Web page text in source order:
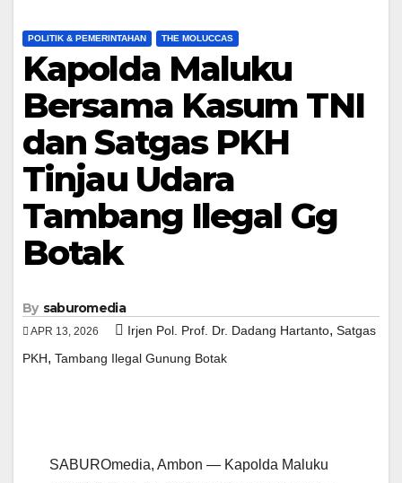
POLITIK & PEMERINTAHAN THE MOLUCCAS
Kapolda Maluku
Bersama Kasum TNI
dan Satgas PKH
Tinjau Udara
Tambang Ilegal Gg
Botak
By saburomedia
APR 13, 2026 Irjen Pol. Prof. Dr. Dadang Hartanto, Satgas
PKH, Tambang Ilegal Gunung Botak
SABUROmedia, Ambon — Kapolda Maluku